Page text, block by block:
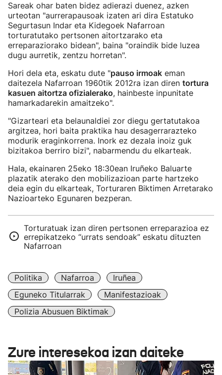
Sareak ohar baten bidez adierazi duenez, azken
urteotan "aurrerapausoak izaten ari dira Estatuko
Segurtasun Indar eta Kidegoek Nafarroan
torturatutako pertsonen aitortzarako eta
erreparaziorako bidean", baina "oraindik bide luzea
dugu aurretik, zentzu horretan".
Hori dela eta, eskatu dute "pauso irmoak eman
daitezela Nafarroan 1960tik 2012ra izan diren tortura
kasuen aitortza ofizialerako, hainbeste inpunitate
hamarkadarekin amaitzeko".
"Gizarteari eta belaunaldiei zor diegu gertatutakoa
argitzea, hori baita praktika hau desagerrarazteko
modurik eraginkorrena. Inork ez dezala inoiz guk
bizitakoa berriro bizi", nabarmendu du elkarteak.
Hala, ekainaren 25eko 18:30ean Iruñeko Baluarte
plazatik aterako den mobilizazioan parte hartzeko
deia egin du elkarteak, Torturaren Biktimen Arretarako
Nazioarteko Egunaren bezperan.
Torturatuak izan diren pertsonen erreparazioa ez
errepikatzeko “urrats sendoak” eskatu dituzten
Nafarroan
Politika Nafarroa
Iruñea
Eguneko Titularrak
Manifestazioak
Polizia Abusuen Biktimak
Zure interesekoa izan daiteke